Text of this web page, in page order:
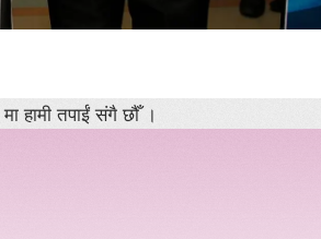
मा हामी तपाईं संगै छौँ ।